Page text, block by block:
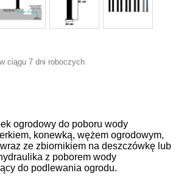
ciągu 7 dni roboczych
ogrodowy do poboru wody
konewką, wężem ogrodowym,
ze zbiornikiem na deszczówkę lub
z poborem wody
do podlewania ogrodu.